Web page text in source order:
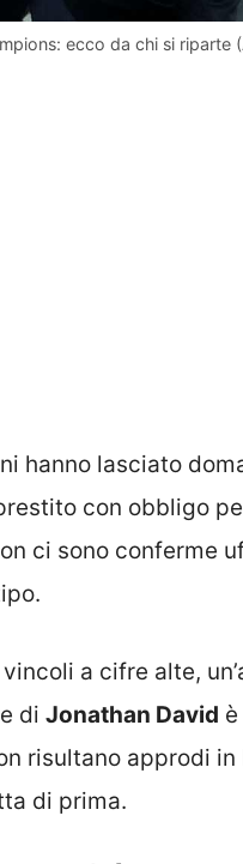
ecco da chi si riparte
hanno lasciato
con obbligo
ci sono conferme
a cifre alte,
di Jonathan David
risultano approdi in
di prima.